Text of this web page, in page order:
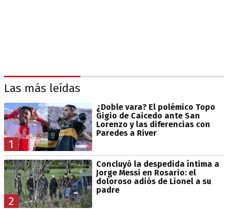
Las más leídas
1
¿Doble vara? El polémico Topo
Gigio de Caicedo ante San
Lorenzo y las diferencias con
Paredes a River
2
Concluyó la despedida íntima a
Jorge Messi en Rosario: el
doloroso adiós de Lionel a su
padre